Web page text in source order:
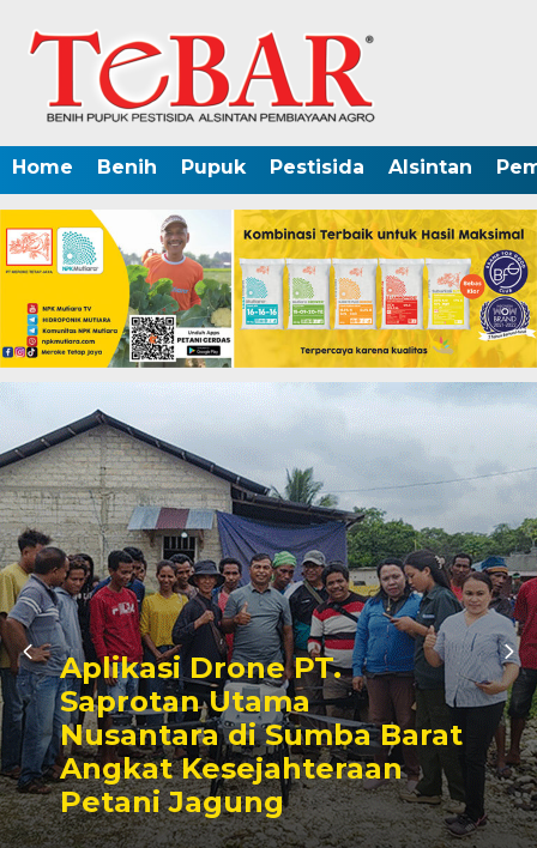
Home Benih Pupuk Pestisida Alsintan
Jangan Kalah oleh Hama
Penyakit, Yuk Atasi
Tantangan Budidaya
Kembang Kol!